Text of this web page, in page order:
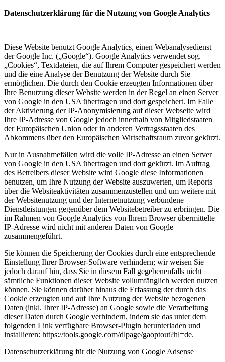
Datenschutzerklärung für die Nutzung von Google Analytics
Diese Website benutzt Google Analytics, einen Webanalysedienst
der Google Inc. („Google“). Google Analytics verwendet sog.
„Cookies“, Textdateien, die auf Ihrem Computer gespeichert werden
und die eine Analyse der Benutzung der Website durch Sie
ermöglichen. Die durch den Cookie erzeugten Informationen über
Ihre Benutzung dieser Website werden in der Regel an einen Server
von Google in den USA übertragen und dort gespeichert. Im Falle
der Aktivierung der IP-Anonymisierung auf dieser Webseite wird
Ihre IP-Adresse von Google jedoch innerhalb von Mitgliedstaaten
der Europäischen Union oder in anderen Vertragsstaaten des
Abkommens über den Europäischen Wirtschaftsraum zuvor gekürzt.
Nur in Ausnahmefällen wird die volle IP-Adresse an einen Server
von Google in den USA übertragen und dort gekürzt. Im Auftrag
des Betreibers dieser Website wird Google diese Informationen
benutzen, um Ihre Nutzung der Website auszuwerten, um Reports
über die Websiteaktivitäten zusammenzustellen und um weitere mit
der Websitenutzung und der Internetnutzung verbundene
Dienstleistungen gegenüber dem Websitebetreiber zu erbringen. Die
im Rahmen von Google Analytics von Ihrem Browser übermittelte
IP-Adresse wird nicht mit anderen Daten von Google
zusammengeführt.
Sie können die Speicherung der Cookies durch eine entsprechende
Einstellung Ihrer Browser-Software verhindern; wir weisen Sie
jedoch darauf hin, dass Sie in diesem Fall gegebenenfalls nicht
sämtliche Funktionen dieser Website vollumfänglich werden nutzen
können. Sie können darüber hinaus die Erfassung der durch das
Cookie erzeugten und auf Ihre Nutzung der Website bezogenen
Daten (inkl. Ihrer IP-Adresse) an Google sowie die Verarbeitung
dieser Daten durch Google verhindern, indem sie das unter dem
folgenden Link verfügbare Browser-Plugin herunterladen und
installieren: https://tools.google.com/dlpage/gaoptout?hl=de.
Datenschutzerklärung für die Nutzung von Google Adsense